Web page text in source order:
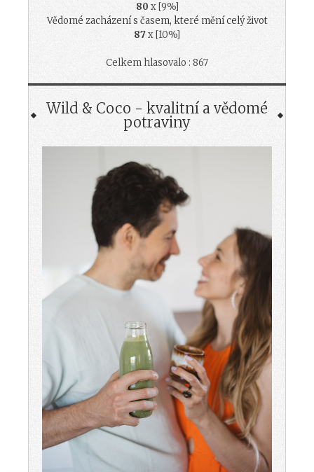
80 x [9%]
Vědomé zacházení s časem, které mění celý život
87x [10%]
Celkem hlasovalo : 867
Wild & Coco - kvalitní a vědomé
potraviny